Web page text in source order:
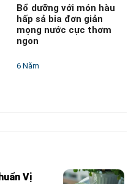
Bổ dưỡng với món hàu
hấp sả bia đơn giản
mọng nước cực thơm
ngon
6 Năm
Vị